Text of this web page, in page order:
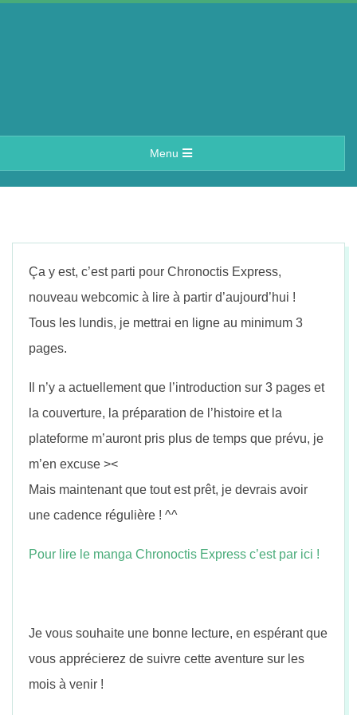
A
e
r
n
n
Navigation
Menu
Ça y est, c’est parti pour Chronoctis Express,
nouveau webcomic à lire à partir d’aujourd’hui !
Tous les lundis, je mettrai en ligne au minimum 3
pages.
Il n’y a actuellement que l’introduction sur 3 pages et
la couverture, la préparation de l’histoire et la
plateforme m’auront pris plus de temps que prévu, je
m’en excuse ><
Mais maintenant que tout est prêt, je devrais avoir
une cadence régulière ! ^^
Pour lire le manga Chronoctis Express c’est par ici !
Je vous souhaite une bonne lecture, en espérant que
vous apprécierez de suivre cette aventure sur les
mois à venir !